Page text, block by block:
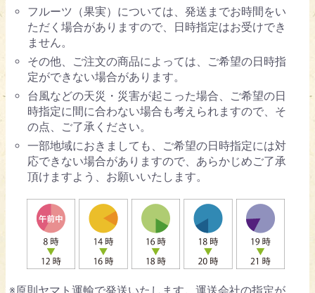
フルーツ（果実）については、発送までお時間をい
ただく場合がありますので、日時指定はお受けでき
ません。
その他、ご注文の商品によっては、ご希望の日時指
定ができない場合があります。
台風などの天災・災害が起こった場合、ご希望の日
時指定に間に合わない場合も考えられますので、そ
の点、ご了承ください。
一部地域におきましても、ご希望の日時指定には対
応できない場合がありますので、あらかじめご了承
頂けますよう、お願いいたします。